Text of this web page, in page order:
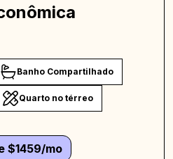
Banho Compartilhado
Quarto no térreo
$1459/mo